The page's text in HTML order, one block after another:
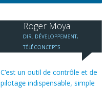
Roger Moya
DIR. DÉVELOPPEMENT,
TÉLÉCONCEPTS
C’est un outil de contrôle et de
pilotage indispensable, simple